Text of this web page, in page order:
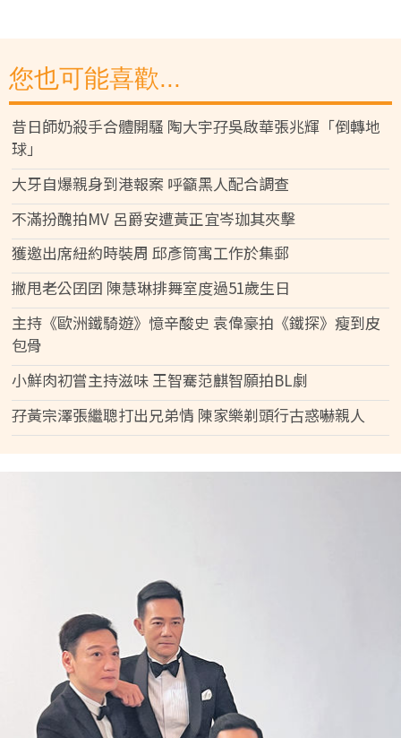
您也可能喜歡...
昔日師奶殺手合體開騷 陶大宇孖吳啟華張兆輝「倒轉地
球」
大牙自爆親身到港報案 呼籲黑人配合調查
不滿扮醜拍MV 呂爵安遭黃正宜岑珈其夾擊
獲邀出席紐約時裝周 邱彥筒寓工作於集郵
撇甩老公囝囝 陳慧琳排舞室度過51歲生日
主持《歐洲鐵騎遊》憶辛酸史 袁偉豪拍《鐵探》瘦到皮
包骨
小鮮肉初嘗主持滋味 王智騫范麒智願拍BL劇
孖黃宗澤張繼聰打出兄弟情 陳家樂剃頭行古惑嚇親人